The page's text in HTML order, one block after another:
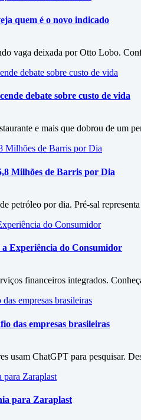
quem é o novo indicado
vaga deixada por Otto Lobo.
debate sobre custo de vida
e mais que dobrou de um
Milhões de Barris por Dia
petróleo por dia. Pré-sal
Experiência do Consumidor
financeiros integrados.
das empresas brasileiras
ChatGPT para pesquisar.
para Zaraplast